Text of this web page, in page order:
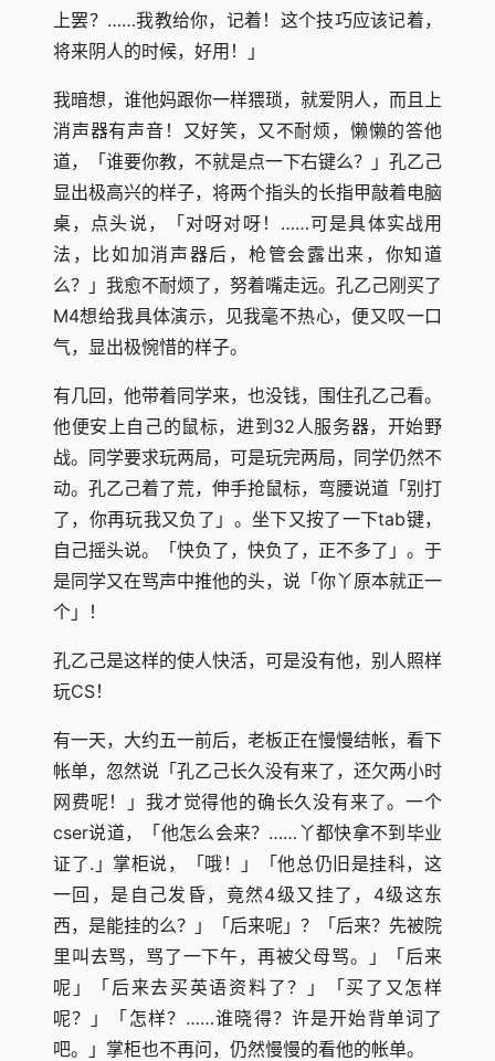
上罢？……我教给你，记着！这个技巧应该记着，
将来阴人的时候，好用！」
我暗想，谁他妈跟你一样猥琐，就爱阴人，而且上
消声器有声音！又好笑，又不耐烦，懒懒的答他
道，「谁要你教，不就是点一下右键么？」孔乙己
显出极高兴的样子，将两个指头的长指甲敲着电脑
桌，点头说，「对呀对呀！……可是具体实战用
法，比如加消声器后，枪管会露出来，你知道
么？」我愈不耐烦了，努着嘴走远。孔乙己刚买了
M4想给我具体演示，见我毫不热心，便又叹一口
气，显出极惋惜的样子。
有几回，他带着同学来，也没钱，围住孔乙己看。
他便安上自己的鼠标，进到32人服务器，开始野
战。同学要求玩两局，可是玩完两局，同学仍然不
动。孔乙己着了荒，伸手抢鼠标，弯腰说道「别打
了，你再玩我又负了」。坐下又按了一下tab键，
自己摇头说。「快负了，快负了，正不多了」。于
是同学又在骂声中推他的头，说「你丫原本就正一
个」！
孔乙己是这样的使人快活，可是没有他，别人照样
玩CS！
有一天，大约五一前后，老板正在慢慢结帐，看下
帐单，忽然说「孔乙己长久没有来了，还欠两小时
网费呢！」我才觉得他的确长久没有来了。一个
cser说道，「他怎么会来？……丫都快拿不到毕业
证了.」掌柜说，「哦！」「他总仍旧是挂科，这
一回，是自己发昏，竟然4级又挂了，4级这东
西，是能挂的么？」「后来呢」？「后来？先被院
里叫去骂，骂了一下午，再被父母骂。」「后来
呢」「后来去买英语资料了？」「买了又怎样
呢？」「怎样？……谁晓得？许是开始背单词了
吧。」掌柜也不再问，仍然慢慢的看他的帐单。